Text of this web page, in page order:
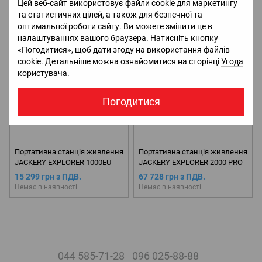
Цей веб-сайт використовує файли cookie для маркетингу
та статистичних цілей, а також для безпечної та
оптимальної роботи сайту. Ви можете змінити це в
налаштуваннях вашого браузера. Натисніть кнопку
«Погодитися», щоб дати згоду на використання файлів
cookie. Детальніше можна ознайомитися на сторінціУгода
користувача.
Погодитися
7 815 грн з ПДВ.
Немає в наявності
17 085 грн з ПДВ.
Немає в наявності
Портативна станція живлення
JACKERY EXPLORER 1000EU
15 299 грн з ПДВ.
Немає в наявності
Портативна станція живлення
JACKERY EXPLORER 2000 PRO
67 728 грн з ПДВ.
Немає в наявності
044 585-71-28 096 025-88-88